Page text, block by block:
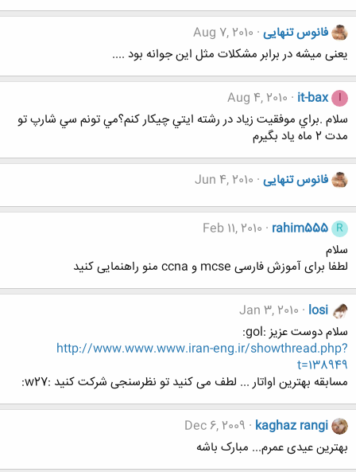
فانوس تنهایی Aug 7, 2010
یعنی میشه در برابر مشکلات مثل این جوانه بود ....
I
it-bax
Aug 4, 2010
سلام .براي موفقيت زياد در رشته ايتي چيكار كنم؟مي تونم سي شارپ تو
مدت 2 ماه ياد بگيرم
فانوس تنهایی Jun 4, 2010
R
rahim555
Feb 11, 2010
سلام
لطفا برای آموزش فارسی mcse و ccna منو راهنمایی کنید
losi
Jan 3, 2010
سلام دوست عزیز :gol:
http://www.www.www.iran-eng.ir/showthread.php?
t=138949
مسابقه بهترین اواتار ... لطف می کنید تو نظرسنجی شرکت کنید :w27:
kaghaz rangi
Dec 6, 2009
بهترین عیدی عمرم... مبارک باشه